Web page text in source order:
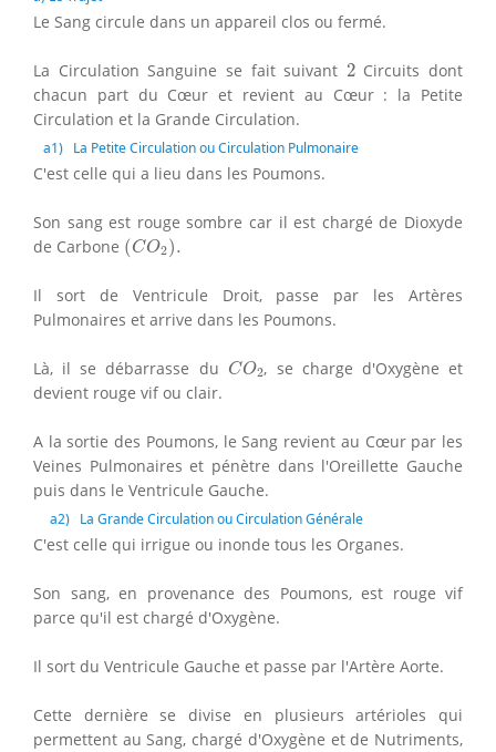
Le Sang circule dans un appareil clos ou fermé.
La Circulation Sanguine se fait suivant 2
2Circuits dont
chacun part du Cœur et revient au Cœur : la Petite
Circulation et la Grande Circulation.
a1) La Petite Circulation ou Circulation Pulmonaire
C'est celle qui a lieu dans les Poumons.
Son sang est rouge sombre car il est chargé de Dioxyde
de Carbone (CO2).
(CO2).
Il sort de Ventricule Droit, passe par les Artères
Pulmonaires et arrive dans les Poumons.
Là, il se débarrasse du CO2
CO2 , se charge d'Oxygène et
devient rouge vif ou clair.
A la sortie des Poumons, le Sang revient au Cœur par les
Veines Pulmonaires et pénètre dans l'Oreillette Gauche
puis dans le Ventricule Gauche.
a2) La Grande Circulation ou Circulation Générale
C'est celle qui irrigue ou inonde tous les Organes.
Son sang, en provenance des Poumons, est rouge vif
parce qu'il est chargé d'Oxygène.
Il sort du Ventricule Gauche et passe par l'Artère Aorte.
Cette dernière se divise en plusieurs artérioles qui
permettent au Sang, chargé d'Oxygène et de Nutriments,